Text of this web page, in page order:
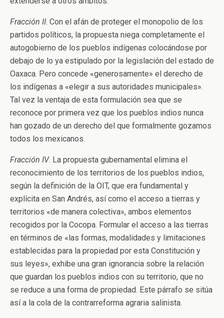
Fracción II. Con el afán de proteger el monopolio de los
partidos políticos, la propuesta niega completamente el
autogobierno de los pueblos indígenas colocándose por
debajo de lo ya estipulado por la legislación del estado de
Oaxaca. Pero concede «generosamente» el derecho de
los indígenas a «elegir a sus autoridades municipales».
Tal vez la ventaja de esta formulación sea que se
reconoce por primera vez que los pueblos indios nunca
han gozado de un derecho del que formalmente gozamos
todos los mexicanos.
Fracción IV. La propuesta gubernamental elimina el
reconocimiento de los territorios de los pueblos indios,
según la definición de la OIT, que era fundamental y
explícita en San Andrés, así como el acceso a tierras y
territorios «de manera colectiva», ambos elementos
recogidos por la Cocopa. Formular el acceso a las tierras
en términos de «las formas, modalidades y limitaciones
establecidas para la propiedad por esta Constitución y
sus leyes», exhibe una gran ignorancia sobre la relación
que guardan los pueblos indios con su territorio, que no
se reduce a una forma de propiedad. Este párrafo se sitúa
así a la cola de la contrarreforma agraria salinista.